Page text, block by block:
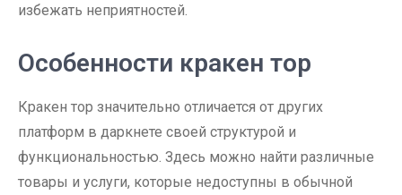
избежать неприятностей.
Особенности кракен тор
Кракен тор значительно отличается от других
платформ в даркнете своей структурой и
функциональностью. Здесь можно найти различные
товары и услуги, которые недоступны в обычной